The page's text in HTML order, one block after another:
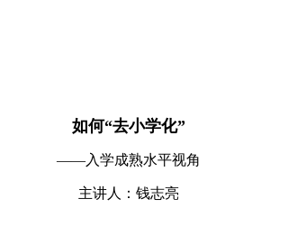
如何“去小学化”
——入学成熟水平视角
主讲人：钱志亮